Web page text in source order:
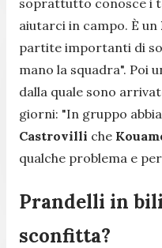
soprattutto conosce i
aiutarci in campo. È un
partite importanti di
mano la squadra". Poi
dalla quale sono
giorni: "In gruppo
Castrovilli che
qualche problema e
Prandelli in
sconfitta?